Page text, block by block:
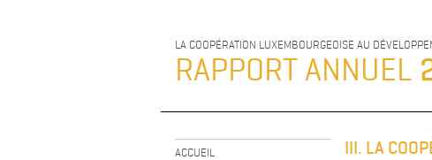
LA COOPÉRATION LUXEMBOURGEOISE AU
RAPPORT ANNUEL
ACCUEIL
III. LA